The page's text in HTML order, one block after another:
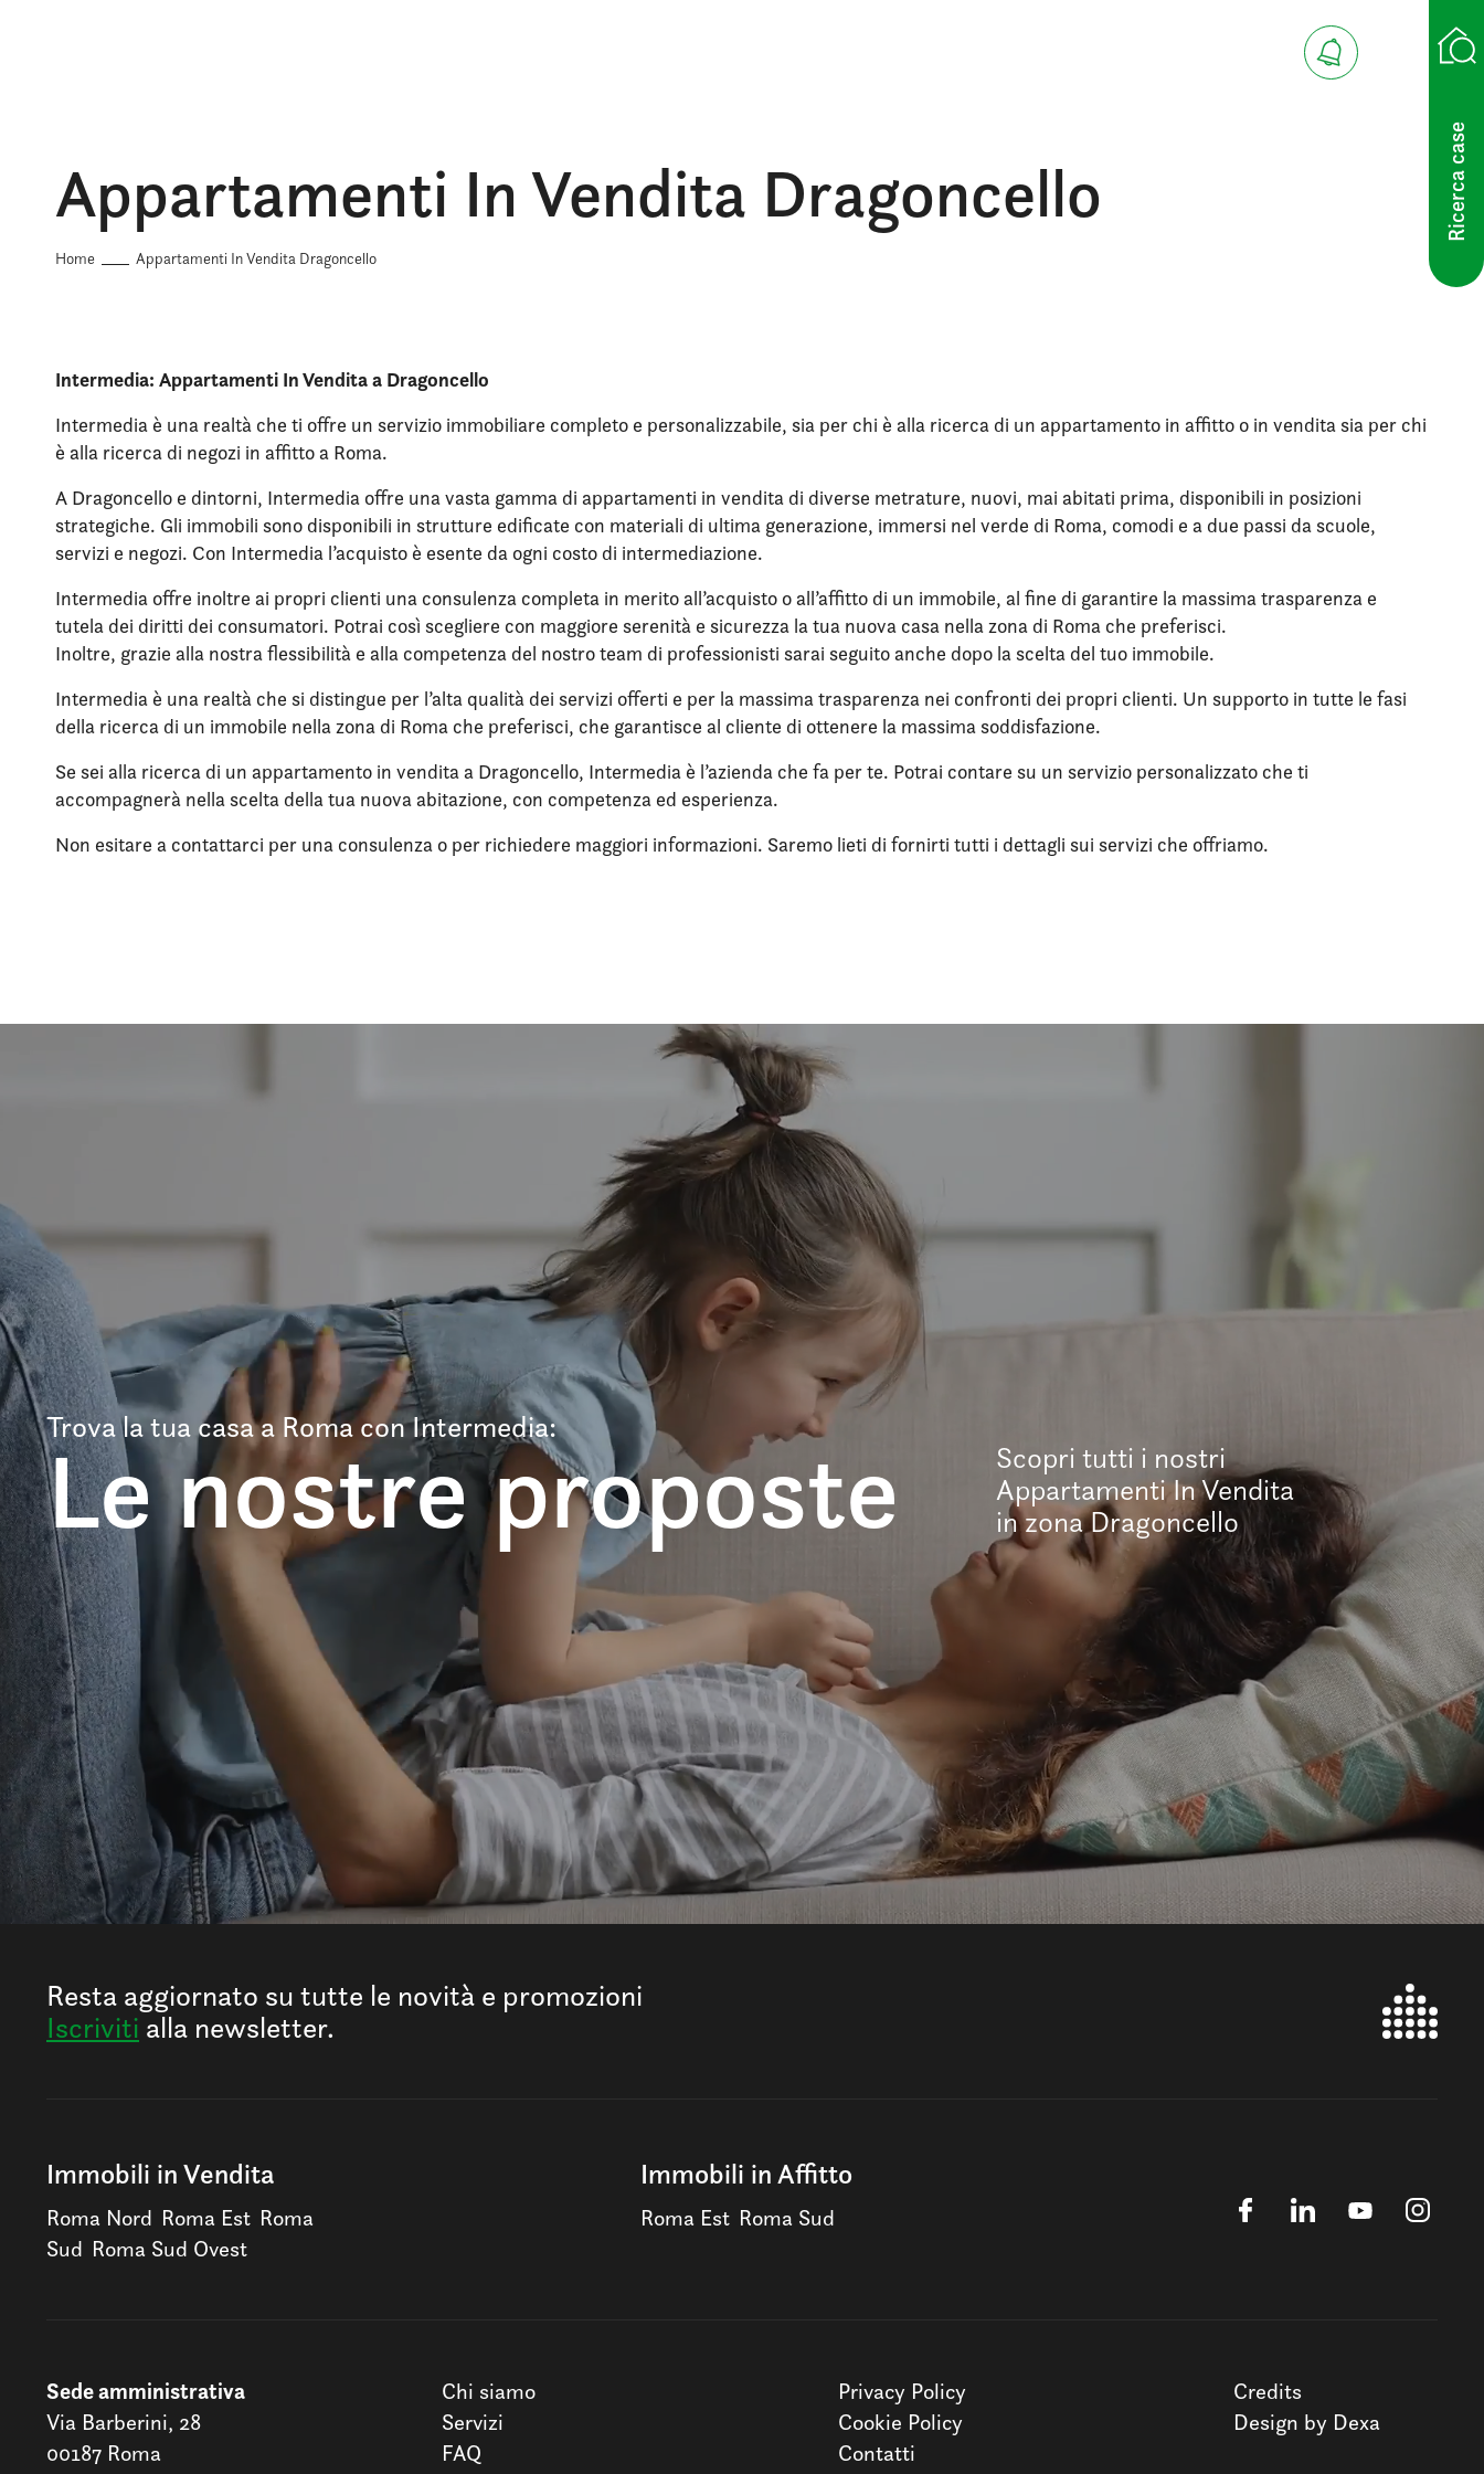
Ricerca case
Appartamenti In Vendita Dragoncello
Home Appartamenti In Vendita Dragoncello
Intermedia: Appartamenti In Vendita a Dragoncello
Intermedia è una realtà che ti offre un servizio immobiliare completo e personalizzabile, sia per chi è alla ricerca di un appartamento in affitto o in vendita sia per chi
è alla ricerca di negozi in affitto a Roma.
A Dragoncello e dintorni, Intermedia offre una vasta gamma di appartamenti in vendita di diverse metrature, nuovi, mai abitati prima, disponibili in posizioni
strategiche. Gli immobili sono disponibili in strutture edificate con materiali di ultima generazione, immersi nel verde di Roma, comodi e a due passi da scuole,
servizi e negozi. Con Intermedia l’acquisto è esente da ogni costo di intermediazione.
Intermedia offre inoltre ai propri clienti una consulenza completa in merito all’acquisto o all’affitto di un immobile, al fine di garantire la massima trasparenza e
tutela dei diritti dei consumatori. Potrai così scegliere con maggiore serenità e sicurezza la tua nuova casa nella zona di Roma che preferisci.
Inoltre, grazie alla nostra flessibilità e alla competenza del nostro team di professionisti sarai seguito anche dopo la scelta del tuo immobile.
Intermedia è una realtà che si distingue per l’alta qualità dei servizi offerti e per la massima trasparenza nei confronti dei propri clienti. Un supporto in tutte le fasi
della ricerca di un immobile nella zona di Roma che preferisci, che garantisce al cliente di ottenere la massima soddisfazione.
Se sei alla ricerca di un appartamento in vendita a Dragoncello, Intermedia è l’azienda che fa per te. Potrai contare su un servizio personalizzato che ti
accompagnerà nella scelta della tua nuova abitazione, con competenza ed esperienza.
Non esitare a contattarci per una consulenza o per richiedere maggiori informazioni. Saremo lieti di fornirti tutti i dettagli sui servizi che offriamo.
Trova la tua casa a Roma con Intermedia:
Le nostre proposte
Scopri tutti i nostri
Appartamenti In Vendita
in zona Dragoncello
Resta aggiornato su tutte le novità e promozioni
Iscriviti alla newsletter.
Immobili in Vendita
Roma Nord Roma Est Roma
Sud Roma Sud Ovest
Immobili in Affitto
Roma Est Roma Sud
Sede amministrativa
Via Barberini, 28
00187 Roma
Chi siamo
Servizi
FAQ
Privacy Policy
Cookie Policy
Contatti
Credits
Design by Dexa